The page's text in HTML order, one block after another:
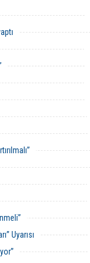
Uyarısı